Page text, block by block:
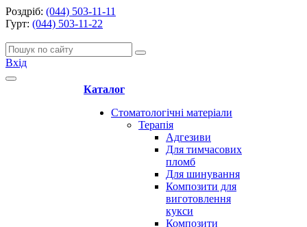
Роздріб: (044) 503-11-11
Гурт: (044) 503-11-22
Вхід
Каталог
Стоматологічні матеріали
Терапія
Адгезиви
Для тимчасових
пломб
Для шинування
Композити для
виготовлення
кукси
Композити